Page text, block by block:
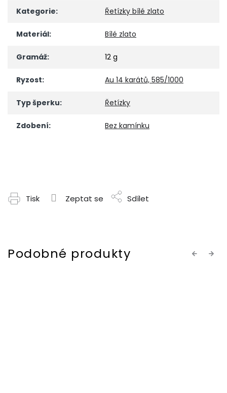
Kategorie: Řetízky bílé zlato
Materiál: Bílé zlato
Gramáž: 12 g
Ryzost: Au 14 karátů, 585/1000
Typ šperku: Řetízky
Zdobení: Bez kamínku
Tisk Zeptat se Sdílet
Previous
Next